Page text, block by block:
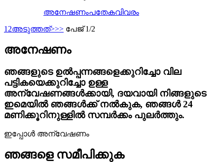
അനേഷണംപതേകവിവരം
1 2അടുത്തത്>>> പേജ് 1/2
അനേഷണം
ഞങ്ങളുടെ ഉൽപ്പന്നങ്ങളെക്കുറിച്ചോ വില
പട്ടികയെക്കുറിച്ചോ ഉള്ള
അന്വേഷണങ്ങൾക്കായി, ദയവായി നിങ്ങളുടെ
ഇമെയിൽ ഞങ്ങൾക്ക് നൽകുക, ഞങ്ങൾ 24
മണിക്കൂറിനുള്ളിൽ സമ്പർക്കം പുലർത്തും.
ഇപ്പോൾ അന്വേഷണം
ഞങ്ങളെ സമീപിക്കുക